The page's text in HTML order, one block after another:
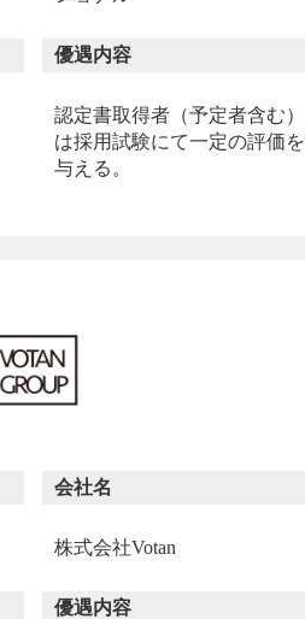
優遇内容
認定書取得者（予定者含む）
は採用試験にて一定の評価を
与える。
会社名
株式会社Votan
優遇内容